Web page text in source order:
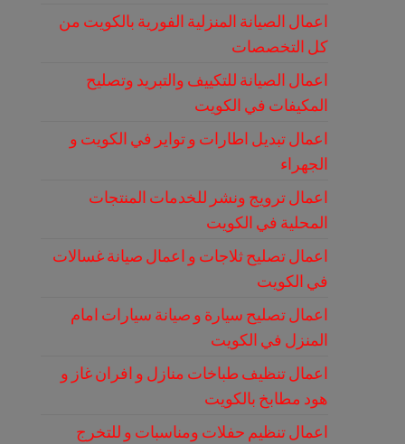
اعمال الصيانة المنزلية الفورية بالكويت من
كل التخصصات
اعمال الصيانة للتكييف والتبريد وتصليح
المكيفات في الكويت
اعمال تبديل اطارات و تواير في الكويت و
الجهراء
اعمال ترويج ونشر للخدمات المنتجات
المحلية في الكويت
اعمال تصليح ثلاجات و اعمال صيانة غسالات
في الكويت
اعمال تصليح سيارة و صيانة سيارات امام
المنزل في الكويت
اعمال تنظيف طباخات منازل و افران غاز و
هود مطابخ بالكويت
اعمال تنظيم حفلات ومناسبات و للتخرج